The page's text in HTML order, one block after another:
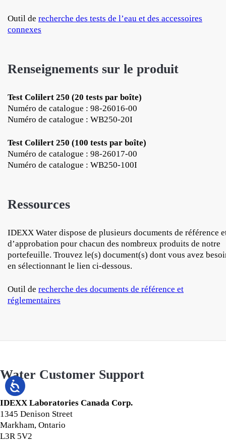
Outil de recherche des tests de l’eau et des accessoires
connexes
Renseignements sur le produit
Test Colilert 250 (20 tests par boîte)
Numéro de catalogue : 98-26016-00
Numéro de catalogue : WB250-20I
Test Colilert 250 (100 tests par boîte)
Numéro de catalogue : 98-26017-00
Numéro de catalogue : WB250-100I
Ressources
IDEXX Water dispose de plusieurs documents de référence
d’approbation pour chacun des nombreux produits de notre
portefeuille. Trouvez le(s) document(s) dont vous avez
en sélectionnant le lien ci-dessous.
Outil de recherche des documents de référence et
réglementaires
Water Customer Support
IDEXX Laboratories Canada Corp.
1345 Denison Street
Markham, Ontario
L3R 5V2